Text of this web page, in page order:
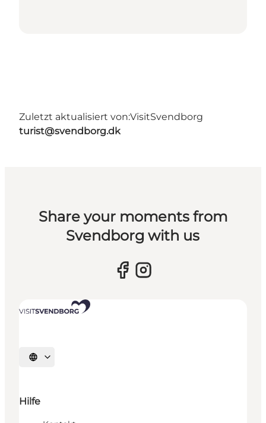
Zuletzt aktualisiert von:VisitSvendborg
turist@svendborg.dk
Share your moments from
Svendborg with us
Sprache auswählen
Hilfe